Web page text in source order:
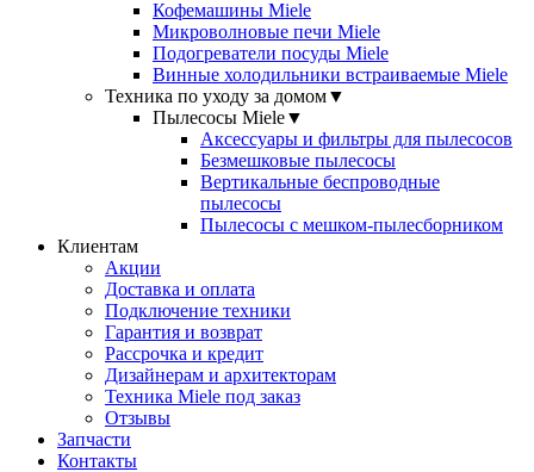
Кофемашины Miele
Микроволновые печи Miele
Подогреватели посуды Miele
Винные холодильники встраиваемые Miele
Техника по уходу за домом▼
Пылесосы Miele▼
Аксессуары и фильтры для пылесосов
Безмешковые пылесосы
Вертикальные беспроводные
пылесосы
Пылесосы с мешком-пылесборником
Клиентам
Акции
Доставка и оплата
Подключение техники
Гарантия и возврат
Рассрочка и кредит
Дизайнерам и архитекторам
Техника Miele под заказ
Отзывы
Запчасти
Контакты